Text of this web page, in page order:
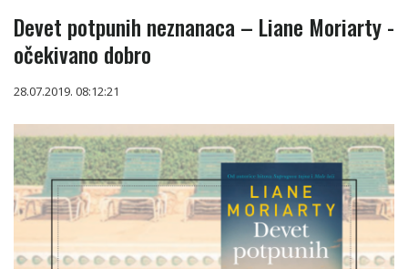
Devet potpunih neznanaca – Liane Moriarty -
očekivano dobro
28.07.2019. 08:12:21